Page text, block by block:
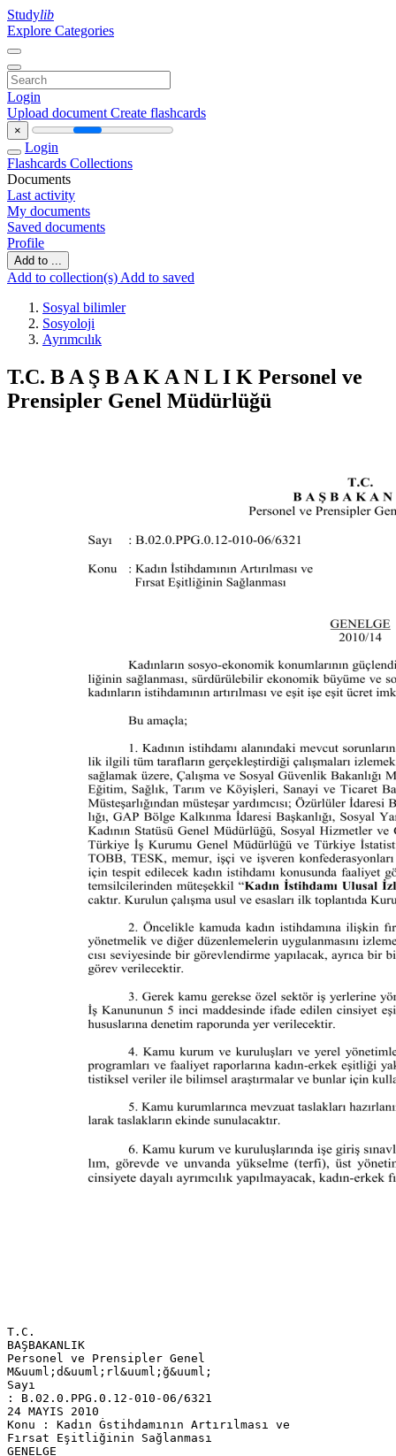
Studylib
Explore Categories
Login
Upload document Create flashcards
×
Login
Flashcards Collections
Documents
Last activity
My documents
Saved documents
Profile
Add to ...
Add to collection(s) Add to saved
Sosyal bilimler
Sosyoloji
Ayrımcılık
T.C. B A Ş B A K A N L I K Personel ve
Prensipler Genel Müdürlüğü
T.C.
BAŞBAKANLIK
Personel ve Prensipler Genel
M&uuml;d&uuml;rl&uuml;ğ&uuml;
Sayı
: B.02.0.PPG.0.12-010-06/6321
24 MAYIS 2010
Konu : Kadın Ġstihdamının Artırılması ve
Fırsat Eşitliğinin Sağlanması
GENELGE